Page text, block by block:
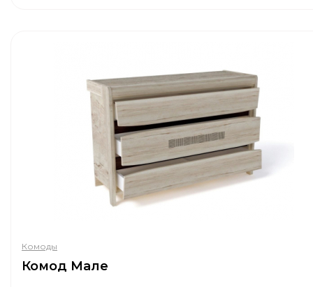
Комоды
Комод Мале